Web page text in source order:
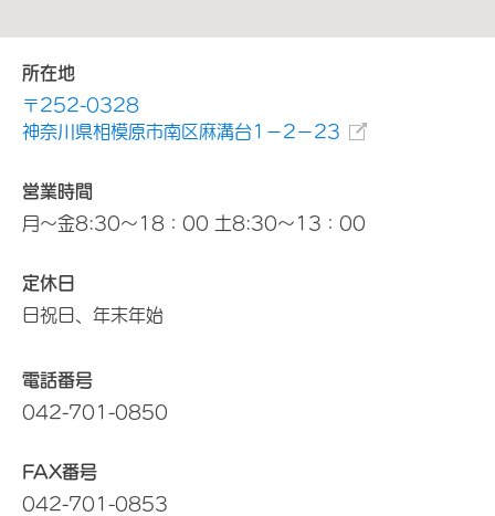
所在地
〒252-0328
神奈川県相模原市南区麻溝台1－2－23
営業時間
月～金8:30～18：00 土8:30～13：00
定休日
日祝日、年末年始
電話番号
042-701-0850
FAX番号
042-701-0853